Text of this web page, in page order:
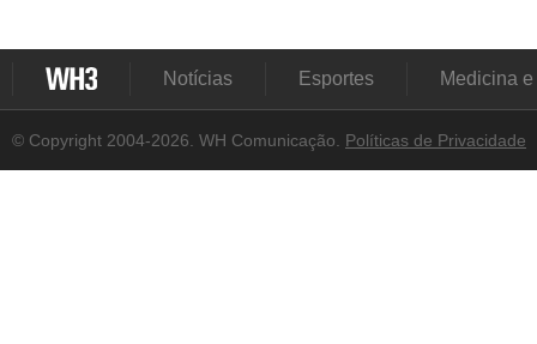
Notícias Esportes Medicina
© Copyright 2004-2026. WH Comunicação. Políticas de Privacidade